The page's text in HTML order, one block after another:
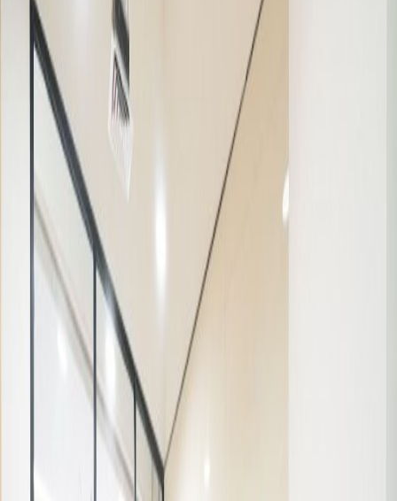
Ruang Pertemuan
Parkir
Akses internet berkecepatan tinggi
Kontrol suhu
Tampilkan semua
Lokasi